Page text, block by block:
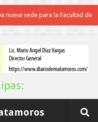
nueva sede para la Facultad de
la rehabilitación del drenaje y
para brindar certeza
de Tamaulipas